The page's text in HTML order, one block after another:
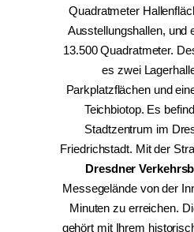
Quadratmeter
Ausstellungshallen, und
13.500 Quadratmeter.
es zwei
Parkplatzflächen und
Teichbiotop. Es
Stadtzentrum im
Friedrichstadt. Mit der
Dresdner
Messegelände von der
Minuten zu erreichen.
gehört mit Ihrem